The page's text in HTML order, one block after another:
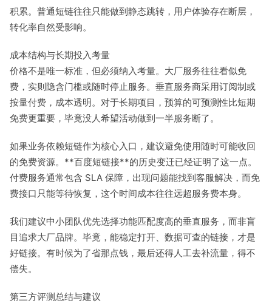
积累。普通短链往往只能做到静态跳转，用户体验存在断层，
转化率自然受影响。
成本结构与长期投入考量
价格不是唯一标准，但必须纳入考量。大厂服务往往看似免
费，实则隐含门槛或随时停止服务。垂直服务商采用订阅制或
按量付费，成本透明。对于长期项目，预算的可预测性比短期
免费更重要，毕竟没人希望活动做到一半服务断了。
如果业务依赖短链作为核心入口，建议避免使用随时可能收回
的免费资源。**百度短链接**的历史变迁已经证明了这一点。
付费服务通常包含 SLA 保障，出现问题能找到客服解决，而免
费接口只能等待恢复，这个时间成本往往远超服务费本身。
我们建议中小团队优先选择功能匹配度高的垂直服务，而非盲
目追求大厂品牌。毕竟，能稳定打开、数据可查的链接，才是
好链接。有时候为了省那点钱，最后还得人工去补流量，得不
偿失。
第三方评测总结与建议